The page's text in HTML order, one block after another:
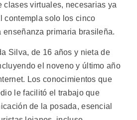
clases virtuales, necesarias ya
contempla solo los cinco
enseñanza primaria brasileña.
Silva, de 16 años y nieta de
el noveno y último año
Los conocimientos que
le facilitó el trabajo que
de la posada, esencial